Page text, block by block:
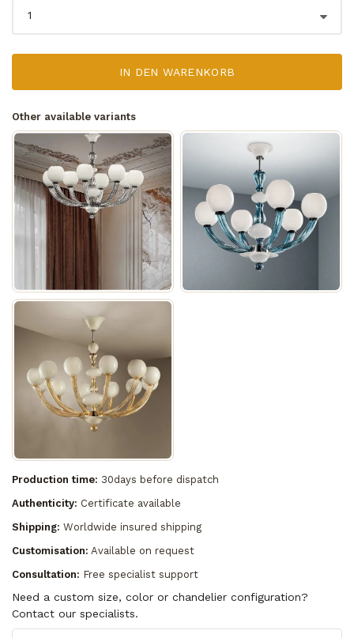
IN DEN WARENKORB
Other available variants
Production time: 30days before dispatch
Authenticity: Certificate available
Shipping: Worldwide insured shipping
Customisation: Available on request
Consultation: Free specialist support
Need a custom size, color or chandelier configuration?
Contact our specialists.